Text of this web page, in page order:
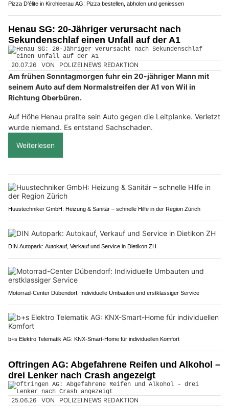
Pizza D’élite in Kirchleerau AG: Pizza bestellen, abholen und geniessen
Henau SG: 20-Jähriger verursacht nach
Sekundenschlaf einen Unfall auf der A1
20.07.26 VON POLIZEI.NEWS REDAKTION
Am frühen Sonntagmorgen fuhr ein 20-jähriger Mann mit
seinem Auto auf dem Normalstreifen der A1 von Wil in
Richtung Oberbüren.
Auf Höhe Henau prallte sein Auto gegen die Leitplanke. Verletzt
wurde niemand. Es entstand Sachschaden.
Weiterlesen
Huustechniker GmbH: Heizung & Sanitär – schnelle Hilfe in der Region Zürich
DIN Autopark: Autokauf, Verkauf und Service in Dietikon ZH
Motorrad-Center Dübendorf: Individuelle Umbauten und erstklassiger Service
b+s Elektro Telematik AG: KNX-Smart-Home für individuellen Komfort
Oftringen AG: Abgefahrene Reifen und Alkohol –
drei Lenker nach Crash angezeigt
25.06.26 VON POLIZEI.NEWS REDAKTION